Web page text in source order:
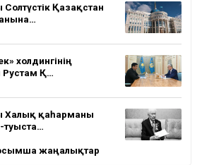
Қазақстан
холдингінің
Рустам Қ…
Халық қаһарманы
туыста…
жаңалықтар